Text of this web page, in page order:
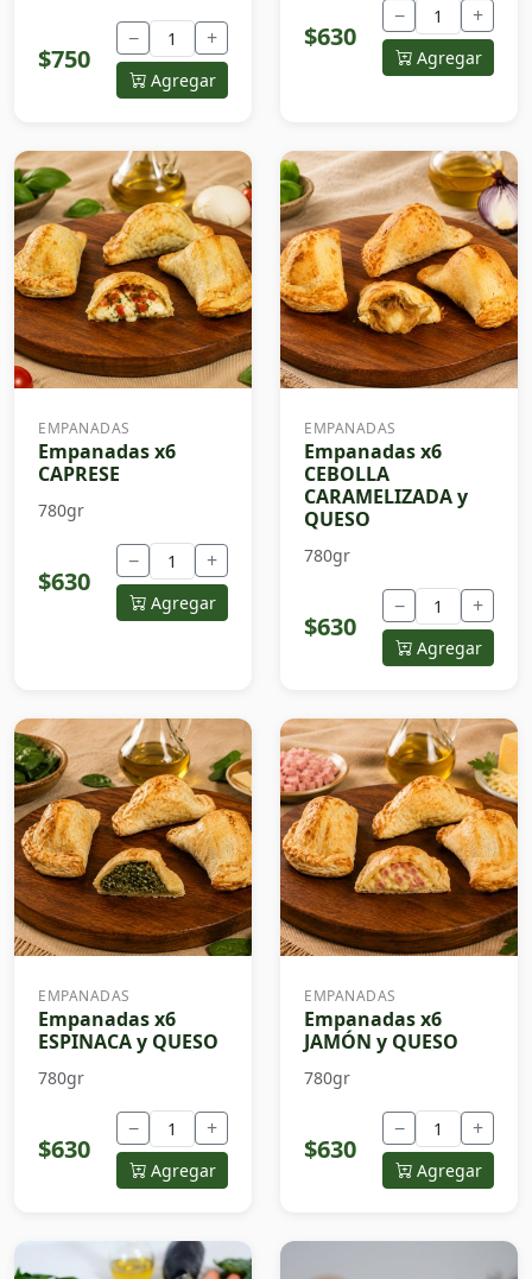
$750
− +
Agregar
$630
− +
Agregar
EMPANADAS
Empanadas x6
CAPRESE
780gr
$630
− +
Agregar
EMPANADAS
Empanadas x6
CEBOLLA
CARAMELIZADA y
QUESO
780gr
$630
− +
Agregar
EMPANADAS
Empanadas x6
ESPINACA y QUESO
780gr
$630
− +
Agregar
EMPANADAS
Empanadas x6
JAMÓN y QUESO
780gr
$630
− +
Agregar